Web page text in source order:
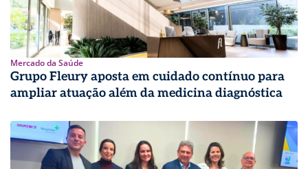
Mercado da Saúde
Grupo Fleury aposta em cuidado contínuo para
ampliar atuação além da medicina diagnóstica